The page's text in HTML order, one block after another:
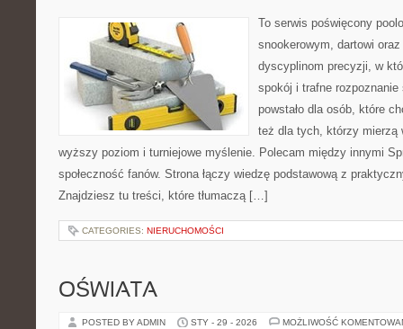
To serwis poświęcony
snookerowym, dartowi
dyscyplinom precyzji, w
spokój i trafne
powstało dla osób, które
też dla tych, którzy mierzą
wyższy poziom i turniejowe myślenie. Polecam między innymi
społeczność fanów. Strona łączy wiedzę podstawową z
Znajdziesz tu treści, które tłumaczą […]
CATEGORIES: NIERUCHOMOŚCI
OŚWIATA
POSTED BY ADMIN STY - 29 - 2026 MOŻLIWOŚĆ